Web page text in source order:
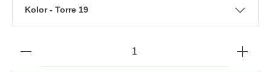
Kolor - Torre 19